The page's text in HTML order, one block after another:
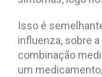
Isso é
influenza, sobre
combinação
um